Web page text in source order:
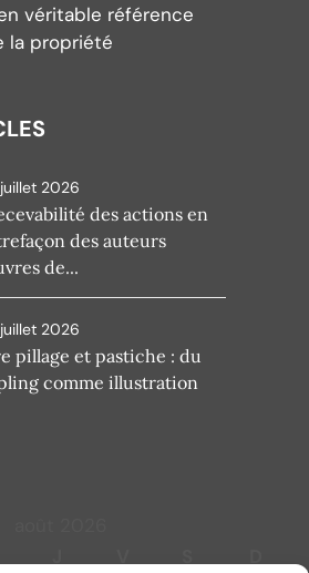
véritable référence
la propriété
2026
des actions en
des auteurs
de...
2026
pillage et pastiche : du
comme illustration